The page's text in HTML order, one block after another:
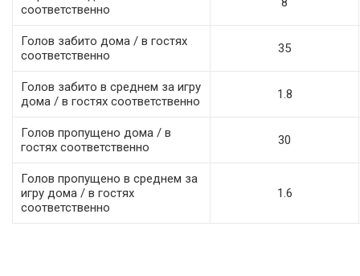
соответственно
Голов забито дома / в гостях
соответственно
35
Голов забито в среднем за игру
дома / в гостях соответственно
1.8
Голов пропущено дома / в
гостях соответственно
30
Голов пропущено в среднем за
игру дома / в гостях
соответственно
1.6